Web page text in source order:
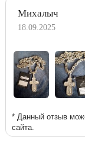
Михалыч
18.09.2025
* Данный отзыв
сайта.